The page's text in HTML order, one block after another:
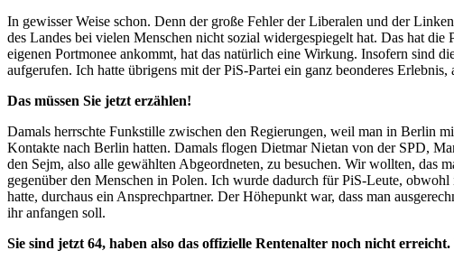
In gewisser Weise schon. Denn der große Fehler der Liberalen und der
des Landes bei vielen Menschen nicht sozial widergespiegelt hat. Das hat
eigenen Portmonee ankommt, hat das natürlich eine Wirkung. Insofern sind
aufgerufen. Ich hatte übrigens mit der PiS-Partei ein ganz beonderes
Das müssen Sie jetzt erzählen!
Damals herrschte Funkstille zwischen den Regierungen, weil man in Berlin
Kontakte nach Berlin hatten. Damals flogen Dietmar Nietan von der SPD,
den Sejm, also alle gewählten Abgeordneten, zu besuchen. Wir wollten, das
gegenüber den Menschen in Polen. Ich wurde dadurch für PiS-Leute,
hatte, durchaus ein Ansprechpartner. Der Höhepunkt war, dass man
ihr anfangen soll.
Sie sind jetzt 64, haben also das offizielle Rentenalter noch nicht